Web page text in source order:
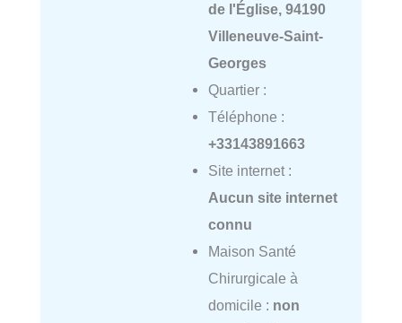
de l'Église, 94190
Villeneuve-Saint-
Georges
Quartier :
Téléphone :
+33143891663
Site internet :
Aucun site internet
connu
Maison Santé
Chirurgicale à
domicile : non